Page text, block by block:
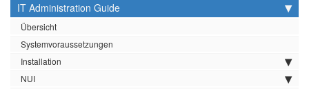
IT Administration Guide
Übersicht
Systemvoraussetzungen
Installation
NUI